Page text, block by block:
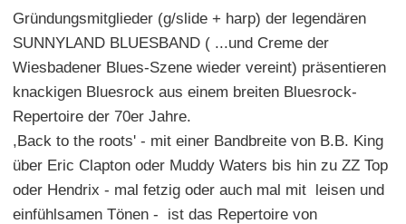
Gründungsmitglieder (g/slide + harp) der legendären
SUNNYLAND BLUESBAND ( ...und Creme der
Wiesbadener Blues-Szene wieder vereint) präsentieren
knackigen Bluesrock aus einem breiten Bluesrock-
Repertoire der 70er Jahre.
,Back to the roots' - mit einer Bandbreite von B.B. King
über Eric Clapton oder Muddy Waters bis hin zu ZZ Top
oder Hendrix - mal fetzig oder auch mal mit leisen und
einfühlsamen Tönen - ist das Repertoire von